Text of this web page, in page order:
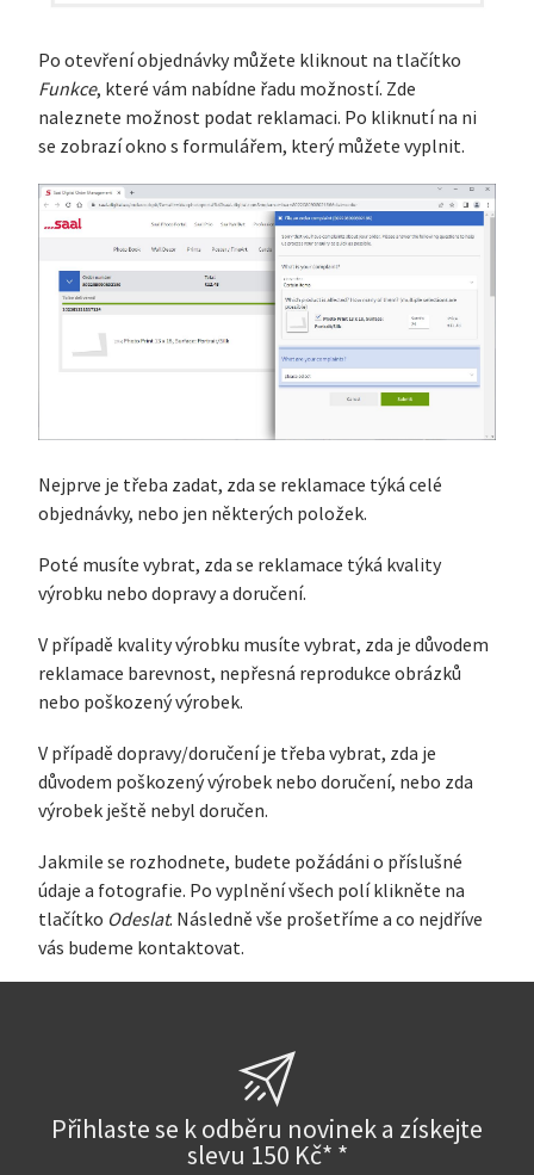
Po otevření objednávky můžete kliknout na tlačítko
Funkce, které vám nabídne řadu možností. Zde
naleznete možnost podat reklamaci. Po kliknutí na ni
se zobrazí okno s formulářem, který můžete vyplnit.
Nejprve je třeba zadat, zda se reklamace týká celé
objednávky, nebo jen některých položek.
Poté musíte vybrat, zda se reklamace týká kvality
výrobku nebo dopravy a doručení.
V případě kvality výrobku musíte vybrat, zda je důvodem
reklamace barevnost, nepřesná reprodukce obrázků
nebo poškozený výrobek.
V případě dopravy/doručení je třeba vybrat, zda je
důvodem poškozený výrobek nebo doručení, nebo zda
výrobek ještě nebyl doručen.
Jakmile se rozhodnete, budete požádáni o příslušné
údaje a fotografie. Po vyplnění všech polí klikněte na
tlačítko Odeslat. Následně vše prošetříme a co nejdříve
vás budeme kontaktovat.
Přihlaste se k odběru novinek a získejte
slevu 150 Kč* *